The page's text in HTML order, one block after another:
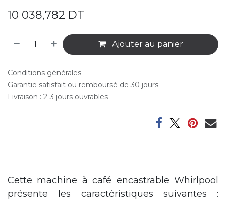
10 038,782 DT
Ajouter au panier
Conditions générales
Garantie satisfait ou remboursé de 30 jours
Livraison : 2-3 jours ouvrables
Cette machine à café encastrable Whirlpool
présente les caractéristiques suivantes :